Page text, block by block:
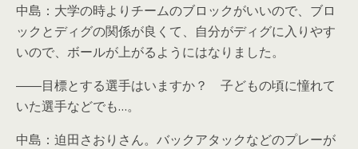
中島：大学の時よりチームのブロックがいいので、ブロ
ックとディグの関係が良くて、自分がディグに入りやす
いので、ボールが上がるようにはなりました。
――目標とする選手はいますか？ 子どもの頃に憧れて
いた選手などでも…。
中島：迫田さおりさん。バックアタックなどのプレーが